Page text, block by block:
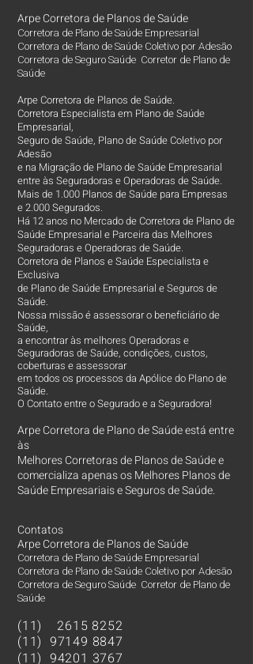
Arpe Corretora de Planos de Saúde
Corretora de Plano de Saúde Empresarial
Corretora de Plano de Saúde Coletivo por Adesão
Corretora de Seguro Saúde Corretor de Plano de
Saúde
Arpe Corretora de Planos de Saúde.
Corretora Especialista em Plano de Saúde
Empresarial,
Seguro de Saúde, Plano de Saúde Coletivo por
Adesão
e na Migração de Plano de Saúde Empresarial
entre às Seguradoras e Operadoras de Saúde.
Mais de 1.000 Planos de Saúde para Empresas
e 2.000 Segurados.
Há 12 anos no Mercado de Corretora de Plano de
Saúde Empresarial e Parceira das Melhores
Seguradoras e Operadoras de Saúde.
Corretora de Planos e Saúde Especialista e
Exclusiva
de Plano de Saúde Empresarial e Seguros de
Saúde.
Nossa missão é assessorar o beneficiário de
Saúde,
a encontrar às melhores Operadoras e
Seguradoras de Saúde, condições, custos,
coberturas e assessorar
em todos os processos da Apólice do Plano de
Saúde.
O Contato entre o Segurado e a Seguradora!
Arpe Corretora de Plano de Saúde está entre
às
Melhores Corretorasde Planos de Saúde e
comercializa apenas os Melhores Planos de
Saúde Empresariais e Seguros de Saúde.
Contatos
Arpe Corretora de Planos de Saúde
Corretora de Plano de Saúde Empresarial
Corretora de Plano de Saúde Coletivo por Adesão
Corretora de Seguro Saúde Corretor de Plano de
Saúde
(11) 2615 8252
(11) 97149 8847
(11) 94201 3767